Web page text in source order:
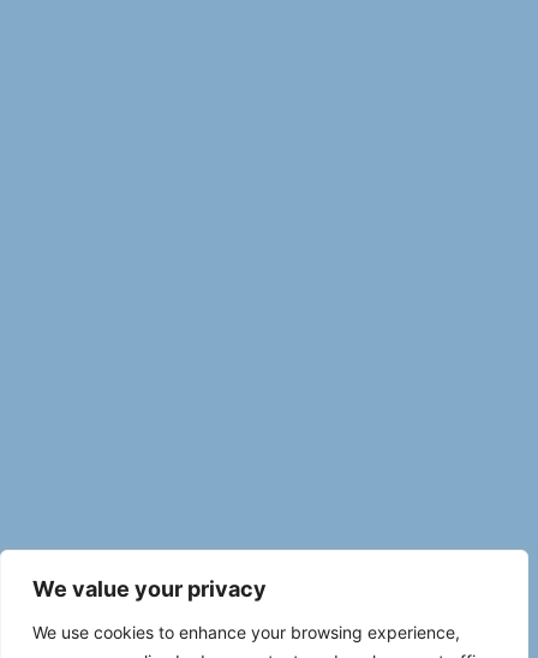
We value your privacy
We use cookies to enhance your browsing experience,